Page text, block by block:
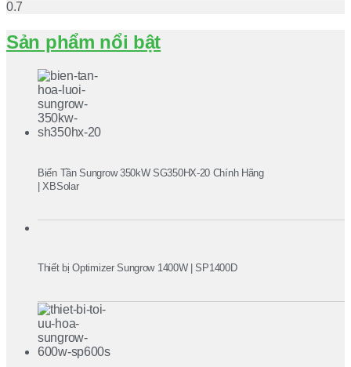
Sản phẩm nổi bật
Biến Tần Sungrow 350kW SG350HX-20 Chính Hãng
| XBSolar
Thiết bị Optimizer Sungrow 1400W | SP1400D